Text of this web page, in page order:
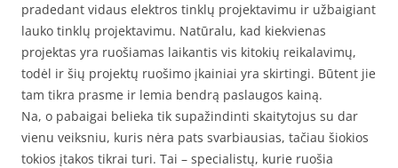
pradedant vidaus elektros tinklų projektavimu ir užbaigiant
lauko tinklų projektavimu. Natūralu, kad kiekvienas
projektas yra ruošiamas laikantis vis kitokių reikalavimų,
todėl ir šių projektų ruošimo įkainiai yra skirtingi. Būtent jie
tam tikra prasme ir lemia bendrą paslaugos kainą.
Na, o pabaigai belieka tik supažindinti skaitytojus su dar
vienu veiksniu, kuris nėra pats svarbiausias, tačiau šiokios
tokios įtakos tikrai turi. Tai – specialistų, kurie ruošia